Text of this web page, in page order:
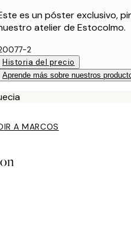
es un póster exclusivo,
atelier de Estocolmo.
2
Historia del precio
Aprende más sobre nuestros
IR A MARCOS